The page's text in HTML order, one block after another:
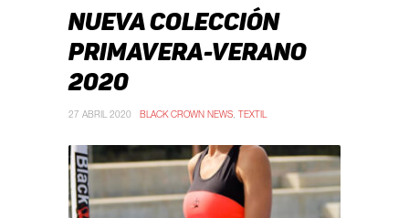
NUEVA COLECCIÓN
PRIMAVERA-VERANO
2020
27 ABRIL 2020 BLACK CROWN NEWS, TEXTIL